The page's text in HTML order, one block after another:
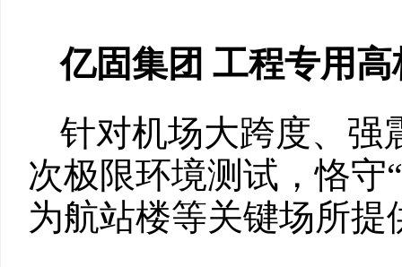
亿固集团 工程专用
针对机场大跨度、强
次极限环境测试，恪守
为航站楼等关键场所